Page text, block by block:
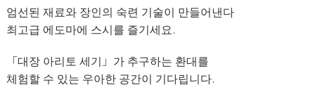
엄선된 재료와 장인의 숙련 기술이 만들어낸다
최고급 에도마에 스시를 즐기세요.
「대장 아리토 세기」가 추구하는 환대를
체험할 수 있는 우아한 공간이 기다립니다.